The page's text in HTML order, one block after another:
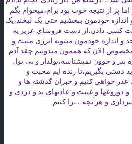
پر از نتیجه خوب بود برام،میخوام بگم
اندازه خودمون ببخشیم حتی یک لبخند،یک
کسی دادن،از دست فروشای عزیز یه
اندازه خودمون میتونه انرژی مثبت و
الان که هممون میدونیم چقد آدم
پیر و جوون نمیشناسه،پولدار و بی پول
دستی بگیریم،تا زنده ایم محبت و
عذر خواهی کنیم و جبران گذشته ها و
و دوروغها و غیبت و عادتهای بد و دزدی و
و هرآنچه….را کنیم